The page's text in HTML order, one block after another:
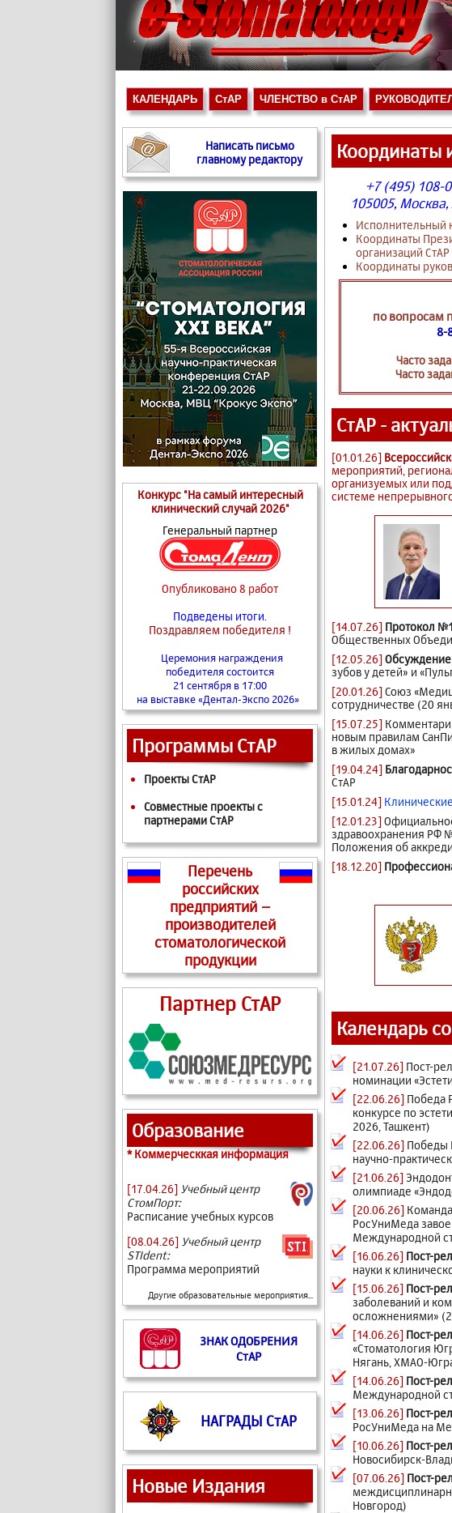
КАЛЕНДАРЬ СтАР ЧЛЕНСТВО в СтАР
Написать письмо
главному редактору
Конкурс "На самый интересный
клинический случай 2026"
Генеральный партнер
Опубликовано 8 работ
Подведены итоги.
Поздравляем победителя !
Церемония награждения
победителя состоится
21 сентября в 17:00
на выставке «Дентал-Экспо 2026»
Программы СтАР
Проекты СтАР
Совместные проекты с
партнерами СтАР
Перечень
российских
предприятий –
производителей
стоматологической
продукции
Партнер СтАР
Образование
* Коммерческкая информация
[17.04.26] Учебный центр
СтомПорт:
Расписание учебных курсов
[08.04.26] Учебный центр
STIdent:
Программа мероприятий
Другие образовательные мероприятия...
ЗНАК ОДОБРЕНИЯ
СтАР
НАГРАДЫ СтАР
Новые Издания
Координаты
+7 (495) 108-
105005,
Исполнительный
Координаты
организаций СтАР
Координаты
по вопросам
8-
Часто
Часто
СтАР -
[01.01.26]
мероприятий,
организуемых или
системе
[14.07.26] Протокол
Общественных
[12.05.26]Обсуждение
зубов у детей» и
[20.01.26]Союз
сотрудничестве (20
[15.07.25]
новым правилам
в жилых домах»
[19.04.24]
СтАР
[15.01.24]
[12.01.23]
здравоохранения РФ
Положения об
[18.12.20]
Календарь
[21.07.26] Пост-
номинации
[22.06.26] Победа
конкурсе по
2026, Ташкент)
[22.06.26] Победы
научно-
[21.06.26]
олимпиаде
[20.06.26]
РосУниМеда
Международной
[16.06.26] Пост-
науки к
[15.06.26] Пост-
заболеваний и
осложнениями»
[14.06.26] Пост-
«Стоматология
Нягань, ХМАО-
[14.06.26] Пост-
Международной
[13.06.26] Пост-
РосУниМеда на
[10.06.26] Пост-
Новосибирск-
[07.06.26] Пост-
Новгород)